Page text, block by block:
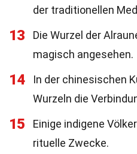
der traditionellen
13
Die Wurzel der
magisch angesehen.
14
In der chinesischen
Wurzeln die
15
Einige indigene
rituelle Zwecke.